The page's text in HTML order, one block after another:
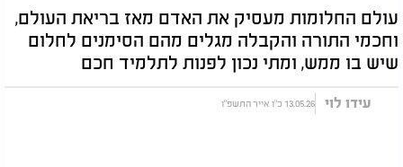
עולם החלומות מעסיק את האדם מאז בריאת העולם,
וחכמי התורה והקבלה מגלים מהם הסימנים לחלום
שיש בו ממש, ומתי נכון לפנות לתלמיד חכם
עידו לוי 13.05.26 כ"ו אייר התשפ"ו